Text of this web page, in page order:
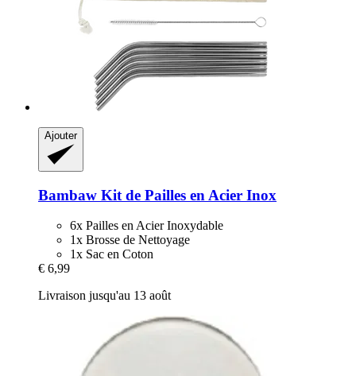
Ajouter
Bambaw Kit de Pailles en Acier Inox
6x Pailles en Acier Inoxydable
1x Brosse de Nettoyage
1x Sac en Coton
€ 6,99
Livraison jusqu'au 13 août